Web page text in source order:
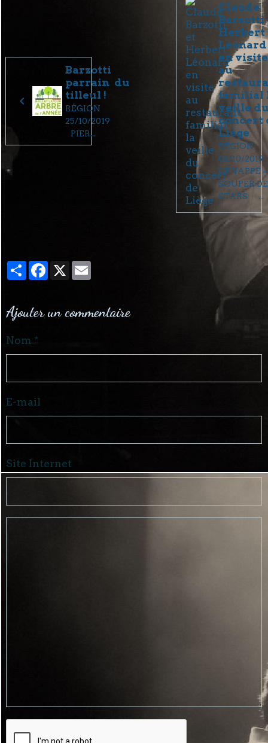
Barzotti
parrain du
tilleul !
RÉGION
25/10/2019
PIER...
Claude
Barzotti
Herbert
Léonard
en visite
au
familial
veille
concert
Liège
RÉGION
05/10/2019
GENAPPE –
SOUPER DE
STARS ...
PartagerFacebook
X
Ajouter un commentaire
Nom
E-mail
Site Internet